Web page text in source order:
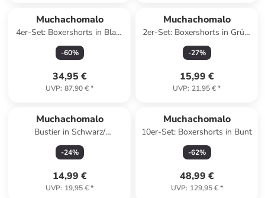
Muchachomalo
4er-Set: Boxershorts in Blau/
Schwarz
-60%
34,95 €
UVP: 87,90 €*
Muchachomalo
2er-Set: Boxershorts in Grün/
Blau
-27%
15,99 €
UVP: 21,95 €*
Muchachomalo
Bustier in Schwarz/
Dunkelblau
-24%
14,99 €
UVP: 19,95 €*
Muchachomalo
10er-Set: Boxershorts in Bunt
-62%
48,99 €
UVP: 129,95 €*